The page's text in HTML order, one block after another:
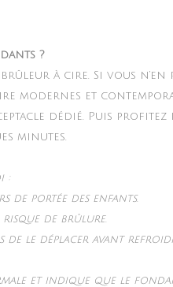
?
à cire. Si vous n’en
modernes et
dédié. Puis profitez
minutes.
:
de portée des enfants.
de brûlure.
de le déplacer avant
et indique que le